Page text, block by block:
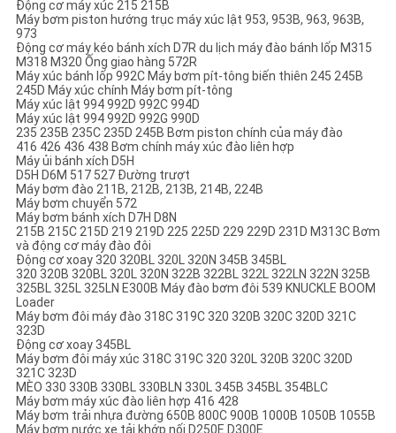
Động cơ máy xúc 215 215B
Máy bơm piston hướng trục máy xúc lật 953, 953B, 963, 963B,
973
Động cơ máy kéo bánh xích D7R du lịch máy đào bánh lốp M315
M318 M320 Ống giao hàng 572R
Máy xúc bánh lốp 992C Máy bơm pít-tông biến thiên 245 245B
245D Máy xúc chính Máy bơm pít-tông
Máy xúc lật 994 992D 992C 994D
Máy xúc lật 994 992D 992G 990D
235 235B 235C 235D 245B Bơm piston chính của máy đào
416 426 436 438 Bơm chính máy xúc đào liên hợp
Máy ủi bánh xích D5H
D5H D6M 517 527 Đường trượt
Máy bơm đào 211B, 212B, 213B, 214B, 224B
Máy bơm chuyển 572
Máy bơm bánh xích D7H D8N
215B 215C 215D 219 219D 225 225D 229 229D 231D M313C Bơm
và động cơ máy đào đôi
Động cơ xoay 320 320BL 320L 320N 345B 345BL
320 320B 320BL 320L 320N 322B 322BL 322L 322LN 322N 325B
325BL 325L 325LN E300B Máy đào bơm đôi 539 KNUCKLE BOOM
Loader
Máy bơm đôi máy đào 318C 319C 320 320B 320C 320D 321C
323D
Động cơ xoay 345BL
Máy bơm đôi máy xúc 318C 319C 320 320L 320B 320C 320D
321C 323D
MÈO 330 330B 330BL 330BLN 330L 345B 345BL 354BLC
Máy bơm máy xúc đào liên hợp 416 428
Máy bơm trải nhựa đường 650B 800C 900B 1000B 1050B 1055B
Máy bơm nước xe tải khớp nối D250E D300E